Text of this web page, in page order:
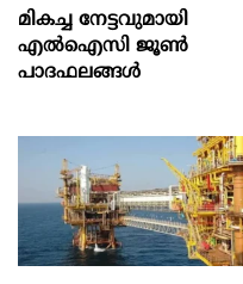
മികച്ച നേട്ടവുമായി
എൽഐസി ജൂൺ
പാദഫലങ്ങൾ